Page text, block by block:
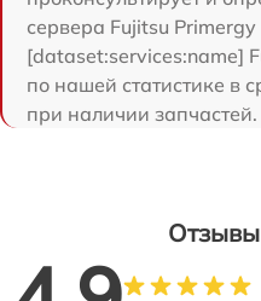
сервера Fujitsu
[dataset:services:name]
по нашей статистике в
при наличии запчастей.
Отзывы